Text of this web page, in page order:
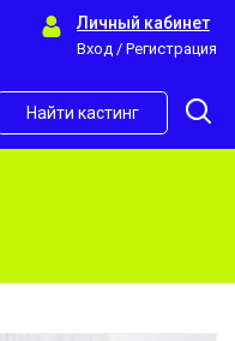
Личный кабинет
Вход / Регистрация
Найти кастинг